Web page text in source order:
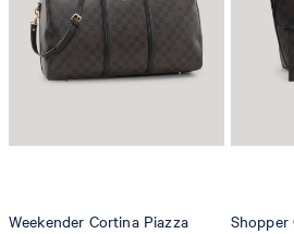
Strellson AG
Sonnenwiesenstrasse 21
8280 Kreuzlingen
Weekender Cortina Piazza
Shopper